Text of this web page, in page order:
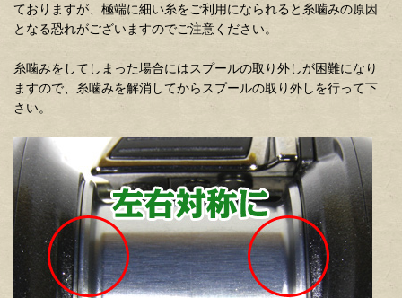
ておりますが、極端に細い糸をご利用になられると糸噛みの原因
となる恐れがございますのでご注意ください。
糸噛みをしてしまった場合にはスプールの取り外しが困難になり
ますので、糸噛みを解消してからスプールの取り外しを行って下
さい。